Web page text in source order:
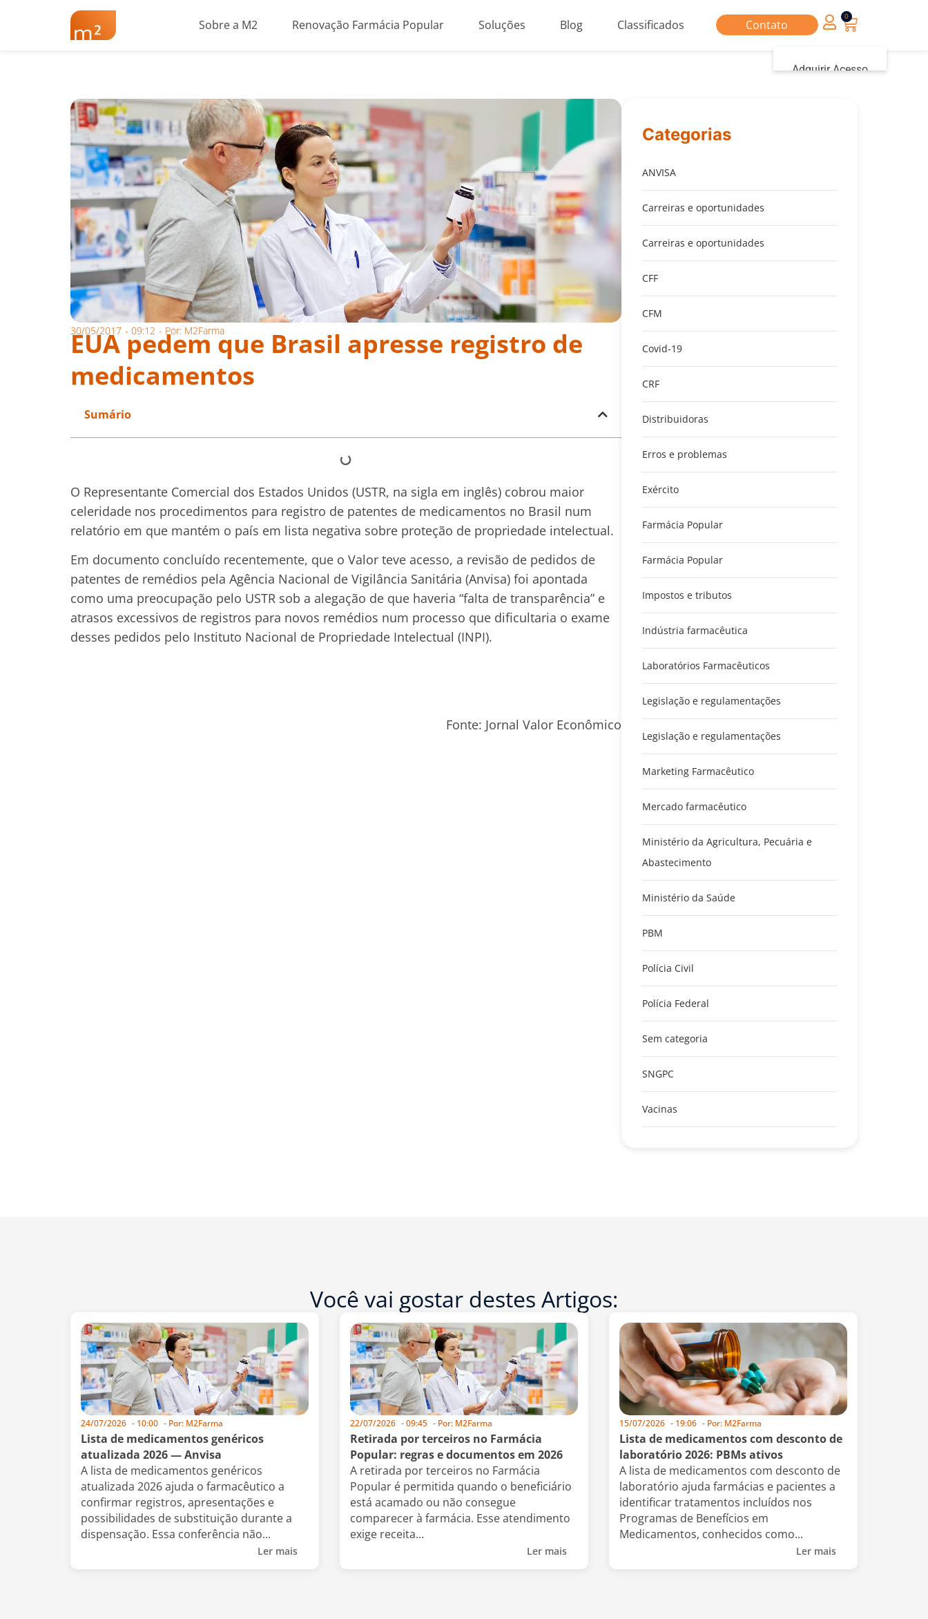
Sobre a M2 Renovação Farmácia Popular Soluções Blog Classificados Contato
Adquirir Acesso
0
30/05/2017 - 09:12 - Por: M2Farma
EUA pedem que Brasil apresse registro de
medicamentos
Sumário
O Representante Comercial dos Estados Unidos (USTR, na sigla em inglês) cobrou maior
celeridade nos procedimentos para registro de patentes de medicamentos no Brasil num
relatório em que mantém o país em lista negativa sobre proteção de propriedade intelectual.
Em documento concluído recentemente, que o Valor teve acesso, a revisão de pedidos de
patentes de remédios pela Agência Nacional de Vigilância Sanitária (Anvisa) foi apontada
como uma preocupação pelo USTR sob a alegação de que haveria “falta de transparência” e
atrasos excessivos de registros para novos remédios num processo que dificultaria o exame
desses pedidos pelo Instituto Nacional de Propriedade Intelectual (INPI).
Fonte: Jornal Valor Econômico
Categorias
ANVISA
Carreiras e oportunidades
Carreiras e oportunidades
CFF
CFM
Covid-19
CRF
Distribuidoras
Erros e problemas
Exército
Farmácia Popular
Farmácia Popular
Impostos e tributos
Indústria farmacêutica
Laboratórios Farmacêuticos
Legislação e regulamentações
Legislação e regulamentações
Marketing Farmacêutico
Mercado farmacêutico
Ministério da Agricultura, Pecuária e
Abastecimento
Ministério da Saúde
PBM
Polícia Civil
Polícia Federal
Sem categoria
SNGPC
Vacinas
Você vai gostar destes Artigos:
24/07/2026 - 10:00 - Por: M2Farma
Lista de medicamentos genéricos
atualizada 2026 — Anvisa
A lista de medicamentos genéricos
atualizada 2026 ajuda o farmacêutico a
confirmar registros, apresentações e
possibilidades de substituição durante a
dispensação. Essa conferência não...
Ler mais
22/07/2026 -09:45 - Por: M2Farma
Retirada por terceiros no Farmácia
Popular: regras e documentos em 2026
A retirada por terceiros no Farmácia
Popular é permitida quando o beneficiário
está acamado ou não consegue
comparecer à farmácia. Esse atendimento
exige receita...
Ler mais
15/07/2026 - 19:06 - Por: M2Farma
Lista de medicamentos com desconto de
laboratório 2026: PBMs ativos
A lista de medicamentos com desconto de
laboratório ajuda farmácias e pacientes a
identificar tratamentos incluídos nos
Programas de Benefícios em
Medicamentos, conhecidos como...
Ler mais